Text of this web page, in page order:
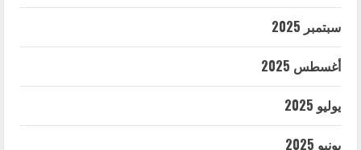
سبتمبر 2025
أغسطس 2025
يوليو 2025
يونيو 2025